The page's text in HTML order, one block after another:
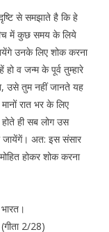
से समझाते है कि हे
में कुछ समय के लिये
उनके लिए शोक करना
व जन्म के पूर्व तुम्हारे
उसे तुम नहीं जानते यह
रात भर के लिए
ही सब लोग उस
जायेंगें। अत: इस संसार
होकर शोक करना
भारत।
2/28)